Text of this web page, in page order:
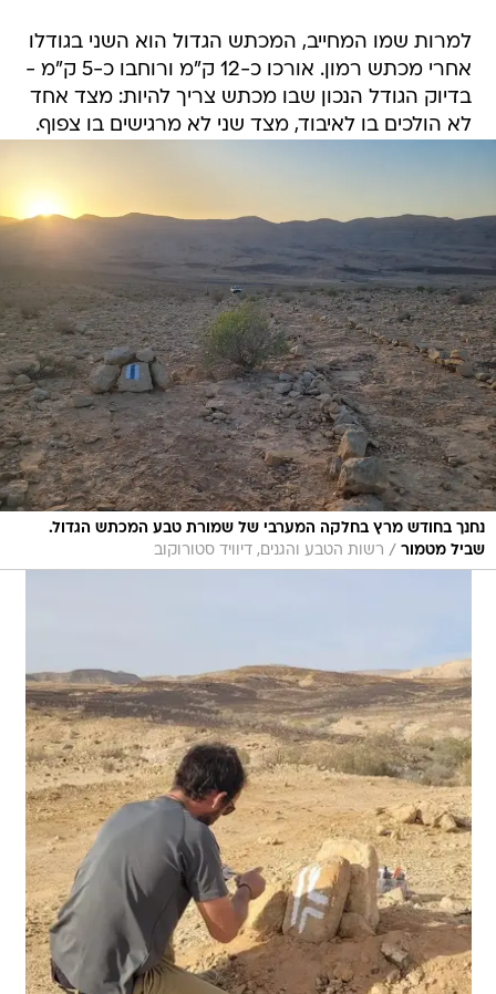
למרות שמו המחייב, המכתש הגדול הוא השני בגודלו
אחרי מכתש רמון. אורכו כ-12 ק"מ ורוחבו כ-5 ק"מ -
בדיוק הגודל הנכון שבו מכתש צריך להיות: מצד אחד
לא הולכים בו לאיבוד, מצד שני לא מרגישים בו צפוף.
נחנך בחודש מרץ בחלקה המערבי של שמורת טבע המכתש הגדול.
שביל מטמור / רשות הטבע והגנים, דיוויד סטורוקוב